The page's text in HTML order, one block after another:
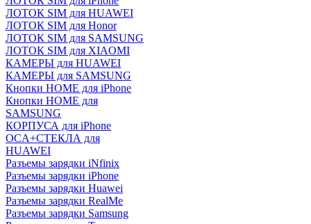
ЛОТОК SIM для HUAWEI
ЛОТОК SIM для Honor
ЛОТОК SIM для SAMSUNG
ЛОТОК SIM для XIAOMI
КАМЕРЫ для HUAWEI
КАМЕРЫ для SAMSUNG
Кнопки HOME для iPhone
Кнопки HOME для
SAMSUNG
КОРПУСА для iPhone
OCA+СТЕКЛА для
HUAWEI
Разъемы зарядки iNfinix
Разъемы зарядки iPhone
Разъемы зарядки Huawei
Разъемы зарядки RealMe
Разъемы зарядки Samsung